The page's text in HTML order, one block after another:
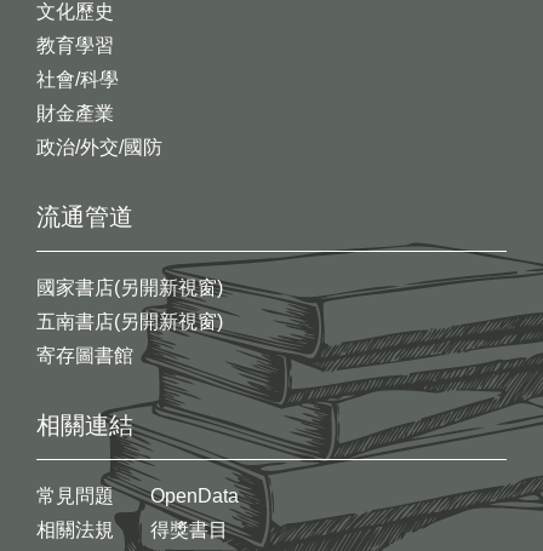
文化歷史
教育學習
社會/科學
財金產業
政治/外交/國防
流通管道
國家書店(另開新視窗)
五南書店(另開新視窗)
寄存圖書館
相關連結
常見問題
相關法規
OpenData
得獎書目